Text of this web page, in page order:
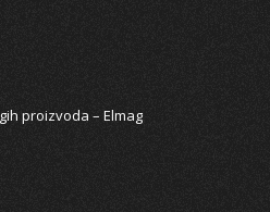
proizvoda – Elmag